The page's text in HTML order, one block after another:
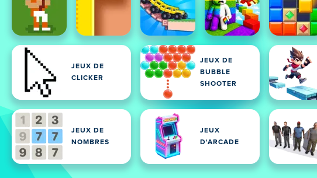
JEUX DE
CLICKER
JEUX DE
BUBBLE
SHOOTER
JEUX DE
NOMBRES
JEUX
D'ARCADE